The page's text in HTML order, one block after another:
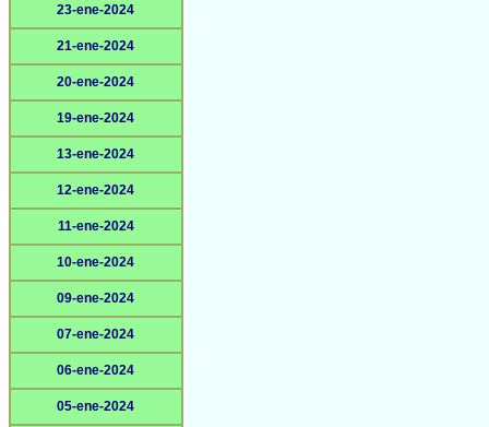
23-ene-2024
21-ene-2024
20-ene-2024
19-ene-2024
13-ene-2024
12-ene-2024
11-ene-2024
10-ene-2024
09-ene-2024
07-ene-2024
06-ene-2024
05-ene-2024